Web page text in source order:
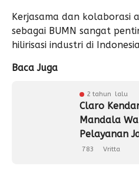
Kerjasama dan kolaborasi
sebagai BUMN sangat
hilirisasi industri di
Baca Juga
2 tahun lalu
Claro
Mandala
Pelayanan
783 Vritta